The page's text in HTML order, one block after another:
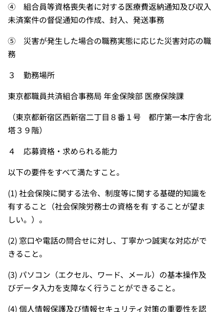
④ 組合員等資格喪失者に対する医療費返納通知及び収入
未済案件の督促通知の作成、封入、発送事務
⑤ 災害が発生した場合の職務実態に応じた災害対応の職
務
３ 勤務場所
東京都職員共済組合事務局 年金保険部 医療保険課
（東京都新宿区西新宿二丁目８番１号 都庁第一本庁舎北
塔３９階）
４ 応募資格・求められる能力
以下の要件をすべて満たすこと。
(1) 社会保険に関する法令、制度等に関する基礎的知識を
有すること（社会保険労務士の資格を有 することが望ま
しい。）。
(2) 窓口や電話の問合せに対し、丁寧かつ誠実な対応がで
きること。
(3) パソコン（エクセル、ワード、メール）の基本操作及
びデータ入力を支障なく行うことができること。
(4) 個人情報保護及び情報セキュリティ対策の重要性を認